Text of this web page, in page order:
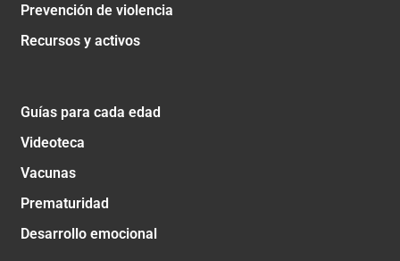
Prevención de violencia
Recursos y activos
Guías para cada edad
Videoteca
Vacunas
Prematuridad
Desarrollo emocional